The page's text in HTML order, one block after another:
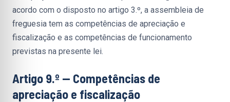
acordo com o disposto no artigo 3.º, a assembleia de
freguesia tem as competências de apreciação e
fiscalização e as competências de funcionamento
previstas na presente lei.
Artigo 9.º — Competências de
apreciação e fiscalização